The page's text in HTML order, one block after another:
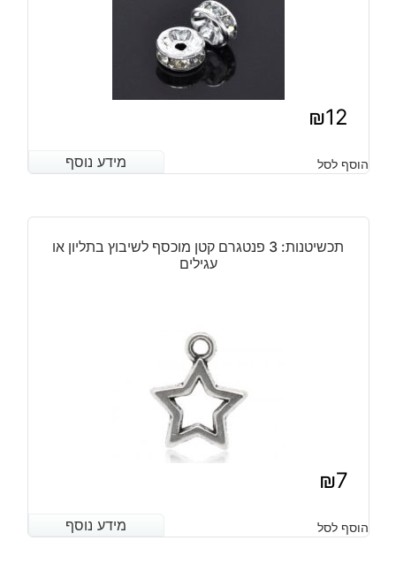
₪12
מידע נוסף הוסף לסל מידע נוסף
תכשיטנות: 3 פנטגרם קטן מוכסף לשיבוץ בתליון או
עגילים
₪7
מידע נוסף הוסף לסל מידע נוסף